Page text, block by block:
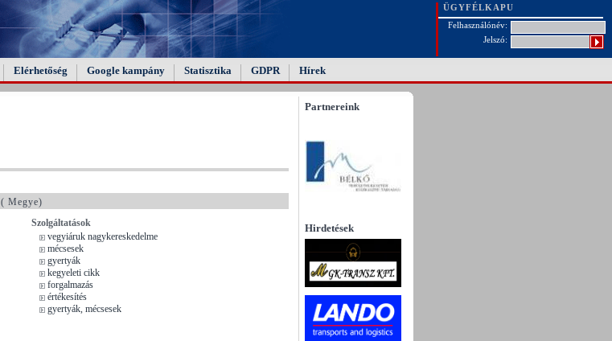
ÜGYFÉLKAPU
Felhasználónév:
Jelszó:
Elérhetőség Google kampány Statisztika GDPR Hírek
( Megye)
Szolgáltatások
vegyiáruk nagykereskedelme
mécsesek
gyertyák
kegyeleti cikk
forgalmazás
értékesítés
gyertyák, mécsesek
Partnereink
Hirdetések